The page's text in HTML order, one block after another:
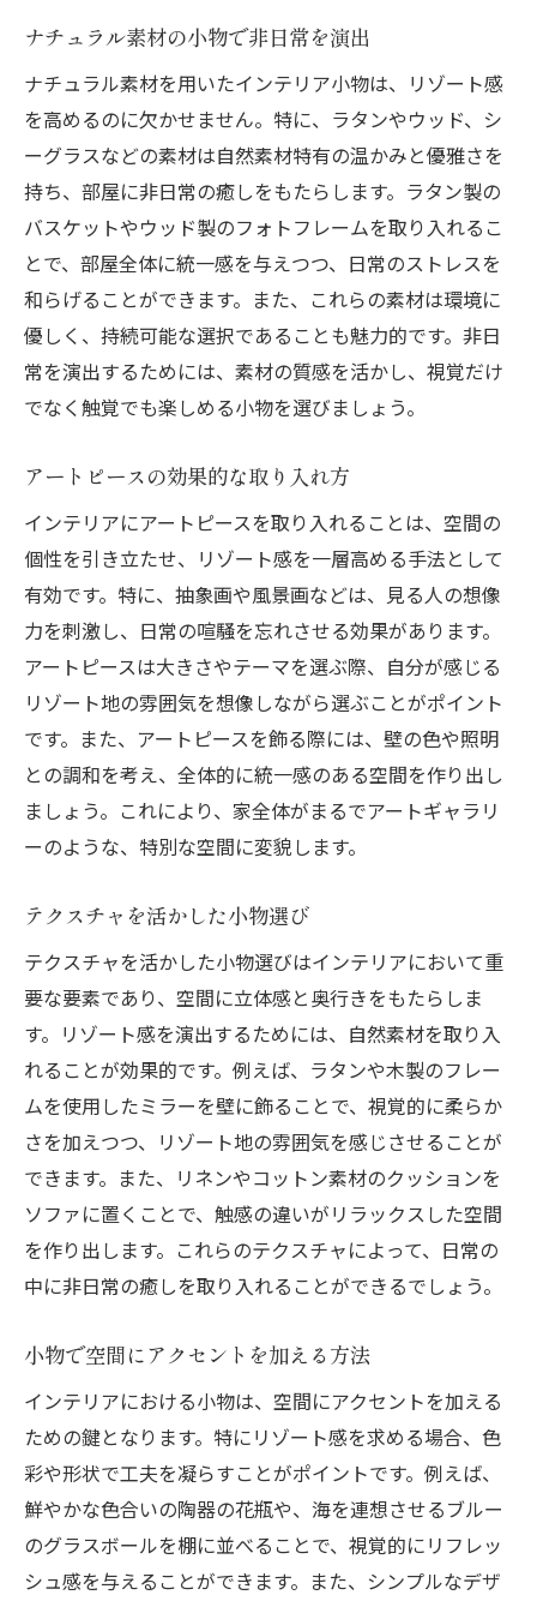
ナチュラル素材の小物で非日常を演出
ナチュラル素材を用いたインテリア小物は、リゾート感
を高めるのに欠かせません。特に、ラタンやウッド、シ
ーグラスなどの素材は自然素材特有の温かみと優雅さを
持ち、部屋に非日常の癒しをもたらします。ラタン製の
バスケットやウッド製のフォトフレームを取り入れるこ
とで、部屋全体に統一感を与えつつ、日常のストレスを
和らげることができます。また、これらの素材は環境に
優しく、持続可能な選択であることも魅力的です。非日
常を演出するためには、素材の質感を活かし、視覚だけ
でなく触覚でも楽しめる小物を選びましょう。
アートピースの効果的な取り入れ方
インテリアにアートピースを取り入れることは、空間の
個性を引き立たせ、リゾート感を一層高める手法として
有効です。特に、抽象画や風景画などは、見る人の想像
力を刺激し、日常の喧騒を忘れさせる効果があります。
アートピースは大きさやテーマを選ぶ際、自分が感じる
リゾート地の雰囲気を想像しながら選ぶことがポイント
です。また、アートピースを飾る際には、壁の色や照明
との調和を考え、全体的に統一感のある空間を作り出し
ましょう。これにより、家全体がまるでアートギャラリ
ーのような、特別な空間に変貌します。
テクスチャを活かした小物選び
テクスチャを活かした小物選びはインテリアにおいて重
要な要素であり、空間に立体感と奥行きをもたらしま
す。リゾート感を演出するためには、自然素材を取り入
れることが効果的です。例えば、ラタンや木製のフレー
ムを使用したミラーを壁に飾ることで、視覚的に柔らか
さを加えつつ、リゾート地の雰囲気を感じさせることが
できます。また、リネンやコットン素材のクッションを
ソファに置くことで、触感の違いがリラックスした空間
を作り出します。これらのテクスチャによって、日常の
中に非日常の癒しを取り入れることができるでしょう。
小物で空間にアクセントを加える方法
インテリアにおける小物は、空間にアクセントを加える
ための鍵となります。特にリゾート感を求める場合、色
彩や形状で工夫を凝らすことがポイントです。例えば、
鮮やかな色合いの陶器の花瓶や、海を連想させるブルー
のグラスボールを棚に並べることで、視覚的にリフレッ
シュ感を与えることができます。また、シンプルなデザ